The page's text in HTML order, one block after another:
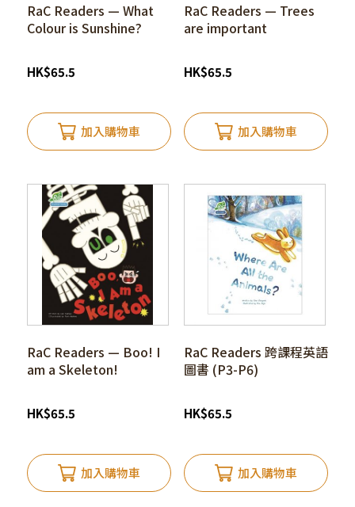
RaC Readers — What
Colour is Sunshine?
HK$65.5
加入購物車
RaC Readers — Trees
are important
HK$65.5
加入購物車
RaC Readers — Boo! I
am a Skeleton!
HK$65.5
加入購物車
RaC Readers 跨課程英語
圖書 (P3-P6)
HK$65.5
加入購物車